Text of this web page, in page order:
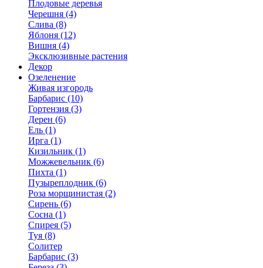
Плодовые деревья
Черешня (4)
Слива (8)
Яблоня (12)
Вишня (4)
Эксклюзивные растения
Декор
Озеленение
Живая изгородь
Барбарис (10)
Гортензия (3)
Дерен (6)
Ель (1)
Ирга (1)
Кизильник (1)
Можжевельник (6)
Пихта (1)
Пузыреплодник (6)
Роза морщинистая (2)
Сирень (6)
Сосна (1)
Спирея (5)
Туя (8)
Солитер
Барбарис (3)